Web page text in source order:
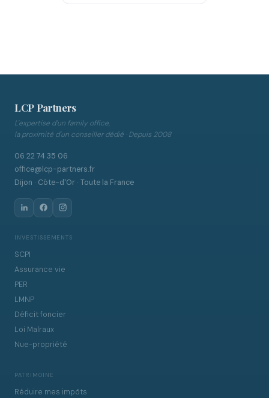
LCP Partners
L'expertise d'un family office,
la proximité d'un conseiller dédié · Depuis 2008
06 22 74 35 06
office@lcp-partners.fr
Dijon · Côte-d'Or · Toute la France
INVESTISSEMENTS
SCPI
Assurance vie
PER
LMNP
Déficit foncier
Loi Malraux
Nue-propriété
PATRIMOINE
Réduire mes impôts